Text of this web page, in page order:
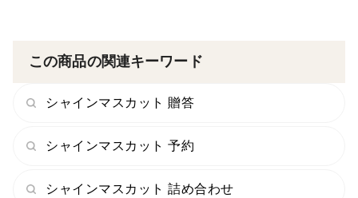
家庭用 約800g〜900g（2〜3房）
長野県の恵まれた自然が育んだ逸品。
能ください。
な香りが広がります。
この商品の関連キーワード
シャインマスカット 贈答
シャインマスカット 予約
シャインマスカット 詰め合わせ